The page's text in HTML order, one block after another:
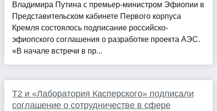
Владимира Путина с премьер-министром Эфиопии в
Представительском кабинете Первого корпуса
Кремля состоялось подписание российско-
эфиопского соглашения о разработке проекта АЭС.
«В начале встречи в пр...
Т2 и «Лаборатория Касперского» подписали
соглашение о сотрудничестве в сфере